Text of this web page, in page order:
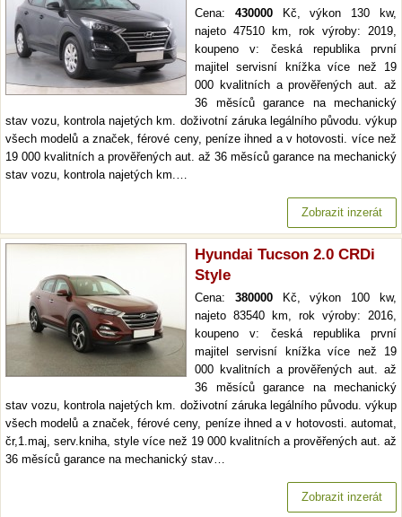
Cena: 430000Kč, výkon 130 kw,
najeto 47510 km, rok výroby: 2019,
koupeno v: česká republika první
majitel servisní knížka více než 19
000 kvalitních a prověřených aut. až
36 měsíců garance na mechanický
stav vozu, kontrola najetých km. doživotní záruka legálního původu. výkup
všech modelů a značek, férové ceny, peníze ihned a v hotovosti. více než
19 000 kvalitních a prověřených aut. až 36 měsíců garance na mechanický
stav vozu, kontrola najetých km.…
Zobrazit inzerát
Hyundai Tucson 2.0 CRDi
Style
Cena: 380000Kč, výkon 100 kw,
najeto 83540 km, rok výroby: 2016,
koupeno v: česká republika první
majitel servisní knížka více než 19
000 kvalitních a prověřených aut. až
36 měsíců garance na mechanický
stav vozu, kontrola najetých km. doživotní záruka legálního původu. výkup
všech modelů a značek, férové ceny, peníze ihned a v hotovosti. automat,
čr,1.maj, serv.kniha, style více než 19 000 kvalitních a prověřených aut. až
36 měsíců garance na mechanický stav…
Zobrazit inzerát